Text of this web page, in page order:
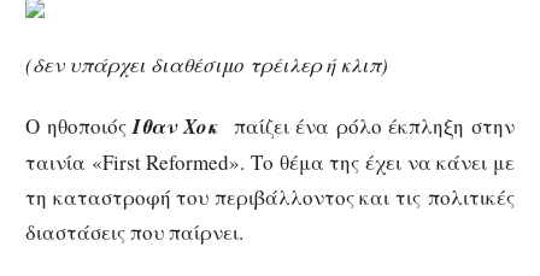
(δεν υπάρχει διαθέσιμο τρέιλερ ή κλιπ)
Ο ηθοποιόςΙθαν Χοκπαίζει ένα ρόλο έκπληξη στην
ταινία «First Reformed». Το θέμα της έχει να κάνει με
τη καταστροφή του περιβάλλοντος και τις πολιτικές
διαστάσεις που παίρνει.